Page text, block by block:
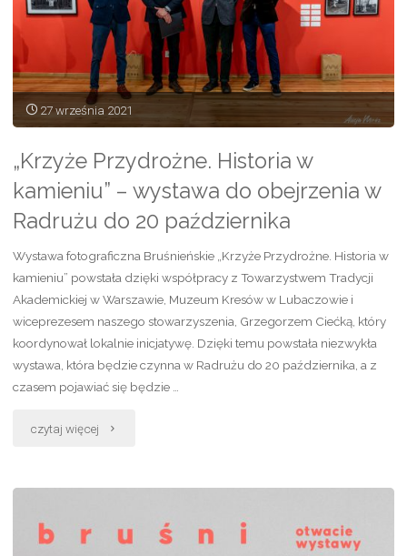
godz.
14.00
okolicę
27 września 2021
„Krzyże Przydrożne. Historia w
kamieniu” – wystawa do obejrzenia w
Radrużu do 20 października
Wystawa fotograficzna Bruśnieńskie „Krzyże Przydrożne. Historia w
kamieniu” powstała dzięki współpracy z Towarzystwem Tradycji
Akademickiej w Warszawie, Muzeum Kresów w Lubaczowie i
wiceprezesem naszego stowarzyszenia, Grzegorzem Ciećką, który
koordynował lokalnie inicjatywę. Dzięki temu powstała niezwykła
wystawa, która będzie czynna w Radrużu do 20 października, a z
czasem pojawiać się będzie …
czytaj więcej "„Krzyże